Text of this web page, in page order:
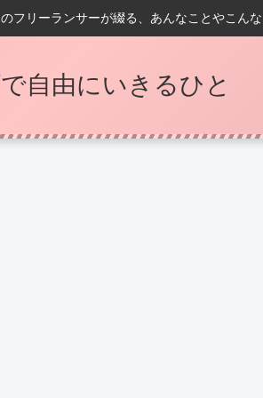
フリーランサーが綴る、あんなことやこん
自由にいきるひと